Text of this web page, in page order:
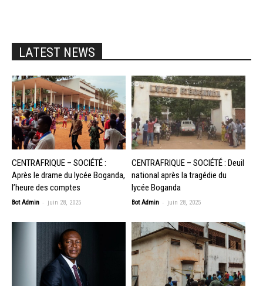
LATEST NEWS
CENTRAFRIQUE – SOCIÉTÉ :
Après le drame du lycée Boganda,
l’heure des comptes
Bot Admin - juin 28, 2025
CENTRAFRIQUE – SOCIÉTÉ : Deuil
national après la tragédie du
lycée Boganda
Bot Admin - juin 28, 2025